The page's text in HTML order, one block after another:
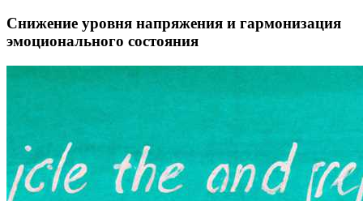
Снижение уровня напряжения и гармонизация
эмоционального состояния